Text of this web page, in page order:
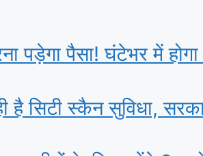
पड़ेगा पैसा! घंटेभर में
सिटी स्कैन सुविधा,